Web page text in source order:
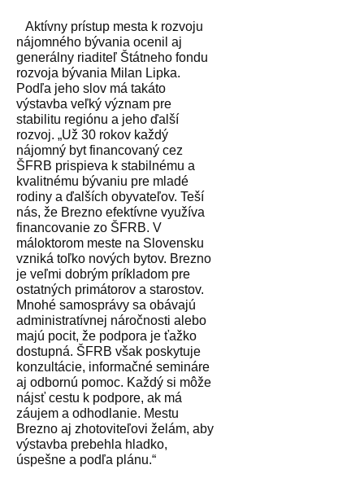
Aktívny prístup mesta k rozvoju
nájomného bývania ocenil aj
generálny riaditeľ Štátneho fondu
rozvoja bývania Milan Lipka.
Podľa jeho slov má takáto
výstavba veľký význam pre
stabilitu regiónu a jeho ďalší
rozvoj. „Už 30 rokov každý
nájomný byt financovaný cez
ŠFRB prispieva k stabilnému a
kvalitnému bývaniu pre mladé
rodiny a ďalších obyvateľov. Teší
nás, že Brezno efektívne využíva
financovanie zo ŠFRB. V
máloktorom meste na Slovensku
vzniká toľko nových bytov. Brezno
je veľmi dobrým príkladom pre
ostatných primátorov a starostov.
Mnohé samosprávy sa obávajú
administratívnej náročnosti alebo
majú pocit, že podpora je ťažko
dostupná. ŠFRB však poskytuje
konzultácie, informačné semináre
aj odbornú pomoc. Každý si môže
nájsť cestu k podpore, ak má
záujem a odhodlanie. Mestu
Brezno aj zhotoviteľovi želám, aby
výstavba prebehla hladko,
úspešne a podľa plánu.“